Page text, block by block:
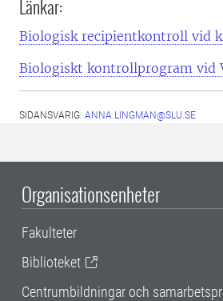
Länkar:
Biologisk recipientkontroll vid
Biologiskt kontrollprogram vid
SIDANSVARIG: ANNA.LINGMAN@SLU.SE
Organisationsenheter
Fakulteter
Biblioteket
Centrumbildningar och